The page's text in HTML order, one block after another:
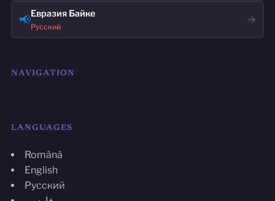
📢Евразия Байке
Русский
→
NAVIGATION
LANGUAGES
Română
English
Русский